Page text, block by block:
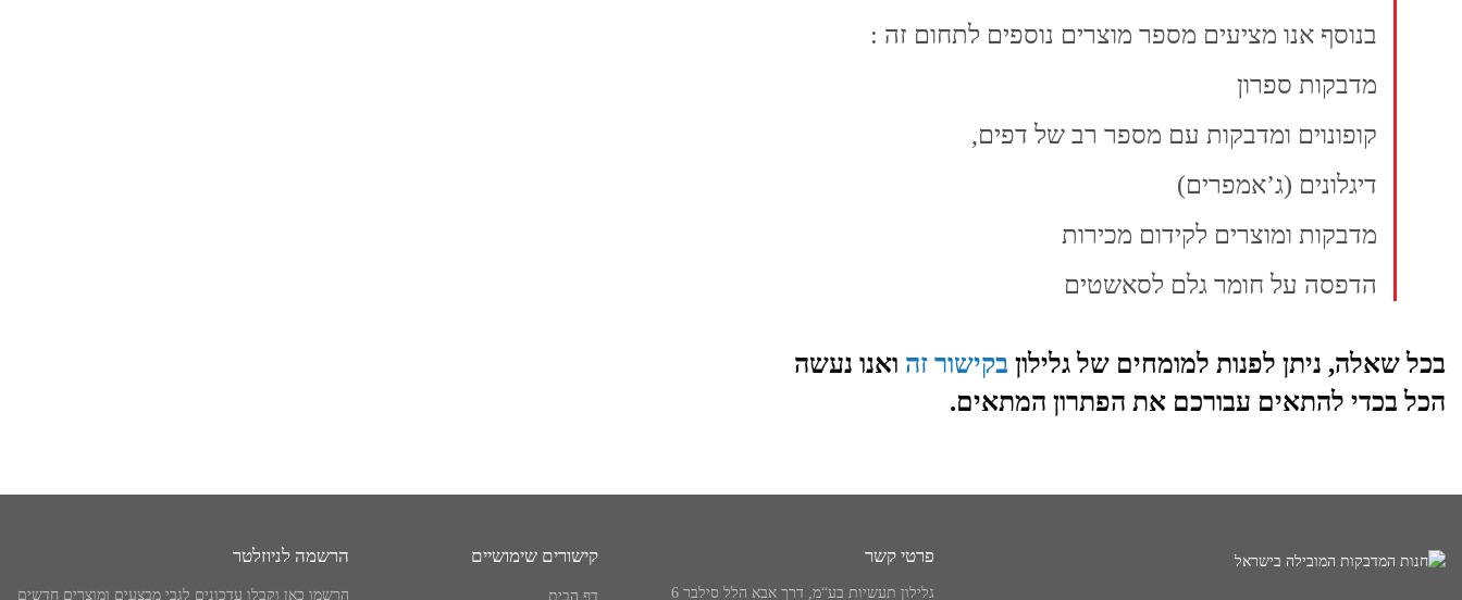
בנוסף אנו מציעים מספר מוצרים נוספים לתחום זה :
מדבקות ספרון
קופונוים ומדבקות עם מספר רב של דפים,
דיגלונים (ג’אמפרים)
מדבקות ומוצרים לקידום מכירות
הדפסה על חומר גלם לסאשטים
בכל שאלה, ניתן לפנות למומחים של גלילון בקישור זה ואנו נעשה
הכל בכדי להתאים עבורכם את הפתרון המתאים.
פרטי קשר
גלילון תעשיות בע“מ, דרך אבא הלל סילבר 6
קישורים שימושיים
דף הבית
הרשמה לניוזלטר
הרשמו כאן וקבלו עדכונים לגבי מבצעים ומוצרים חדשים